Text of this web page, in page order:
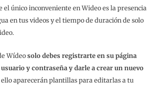
el único inconveniente en Wideo es la presencia
en tus videos y el tiempo de duración de solo
Wídeosolo debes registrarte en su página
y contraseña y darle a crear un nuevo
ello aparecerán plantillas para editarlas a tu